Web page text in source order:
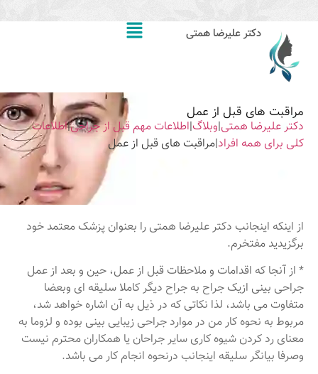
دکتر علیرضا همتی
مراقبت های قبل از عمل
دکتر علیرضا همتی|وبلاگ|اطلاعات مهم قبل از جراحی|اطلاعات
کلی برای همه افراد|مراقبت های قبل از عمل
از اینکه اینجانب دکتر علیرضا همتی را بعنوان پزشک معتمد خود
برگزیدید مفتخرم.
* از آنجا که اقدامات و ملاحظات قبل از عمل، حین و بعد از عمل
جراحی بینی ازیک جراح به جراح دیگر کاملا سلیقه ای وبعضا
متفاوت می باشد، لذا نکاتی که در ذیل به آن اشاره خواهد شد،
مربوط به نحوه کار من در موارد جراحی زیبایی بینی بوده و لزوما به
معنای رد کردن شیوه کاری سایر جراحان یا همکاران محترم نیست
وصرفا بیانگر سلیقه اینجانب درنحوه انجام کار می باشد.